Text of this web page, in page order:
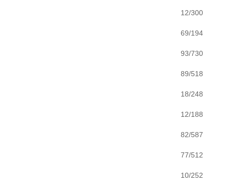
12/300
69/194
93/730
89/518
18/248
12/188
82/587
77/512
10/252